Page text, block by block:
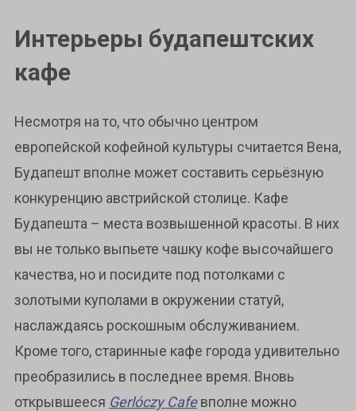
Интерьеры будапештских
кафе
Несмотря на то, что обычно центром
европейской кофейной культуры считается Вена,
Будапешт вполне может составить серьёзную
конкуренцию австрийской столице. Кафе
Будапешта – места возвышенной красоты. В них
вы не только выпьете чашку кофе высочайшего
качества, но и посидите под потолками с
золотыми куполами в окружении статуй,
наслаждаясь роскошным обслуживанием.
Кроме того, старинные кафе города удивительно
преобразились в последнее время. Вновь
открывшееся Gerlóczy Cafeвполне можно